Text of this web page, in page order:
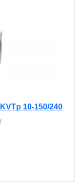
10-150/240